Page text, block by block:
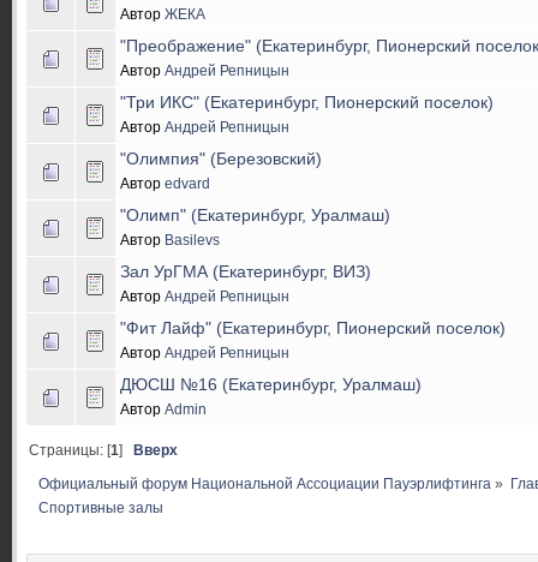
Автор ЖЕКА
"Преображение" (Екатеринбург, Пионерский
Автор Андрей Репницын
"Три ИКС" (Екатеринбург, Пионерский поселок)
Автор Андрей Репницын
"Олимпия" (Березовский)
Автор edvard
"Олимп" (Екатеринбург, Уралмаш)
Автор Basilevs
Зал УрГМА (Екатеринбург, ВИЗ)
Автор Андрей Репницын
"Фит Лайф" (Екатеринбург, Пионерский поселок)
Автор Андрей Репницын
ДЮСШ №16 (Екатеринбург, Уралмаш)
Автор Admin
Страницы: [1]Вверх
Официальный форум Национальной Ассоциации Пауэрлифтинга »
Спортивные залы